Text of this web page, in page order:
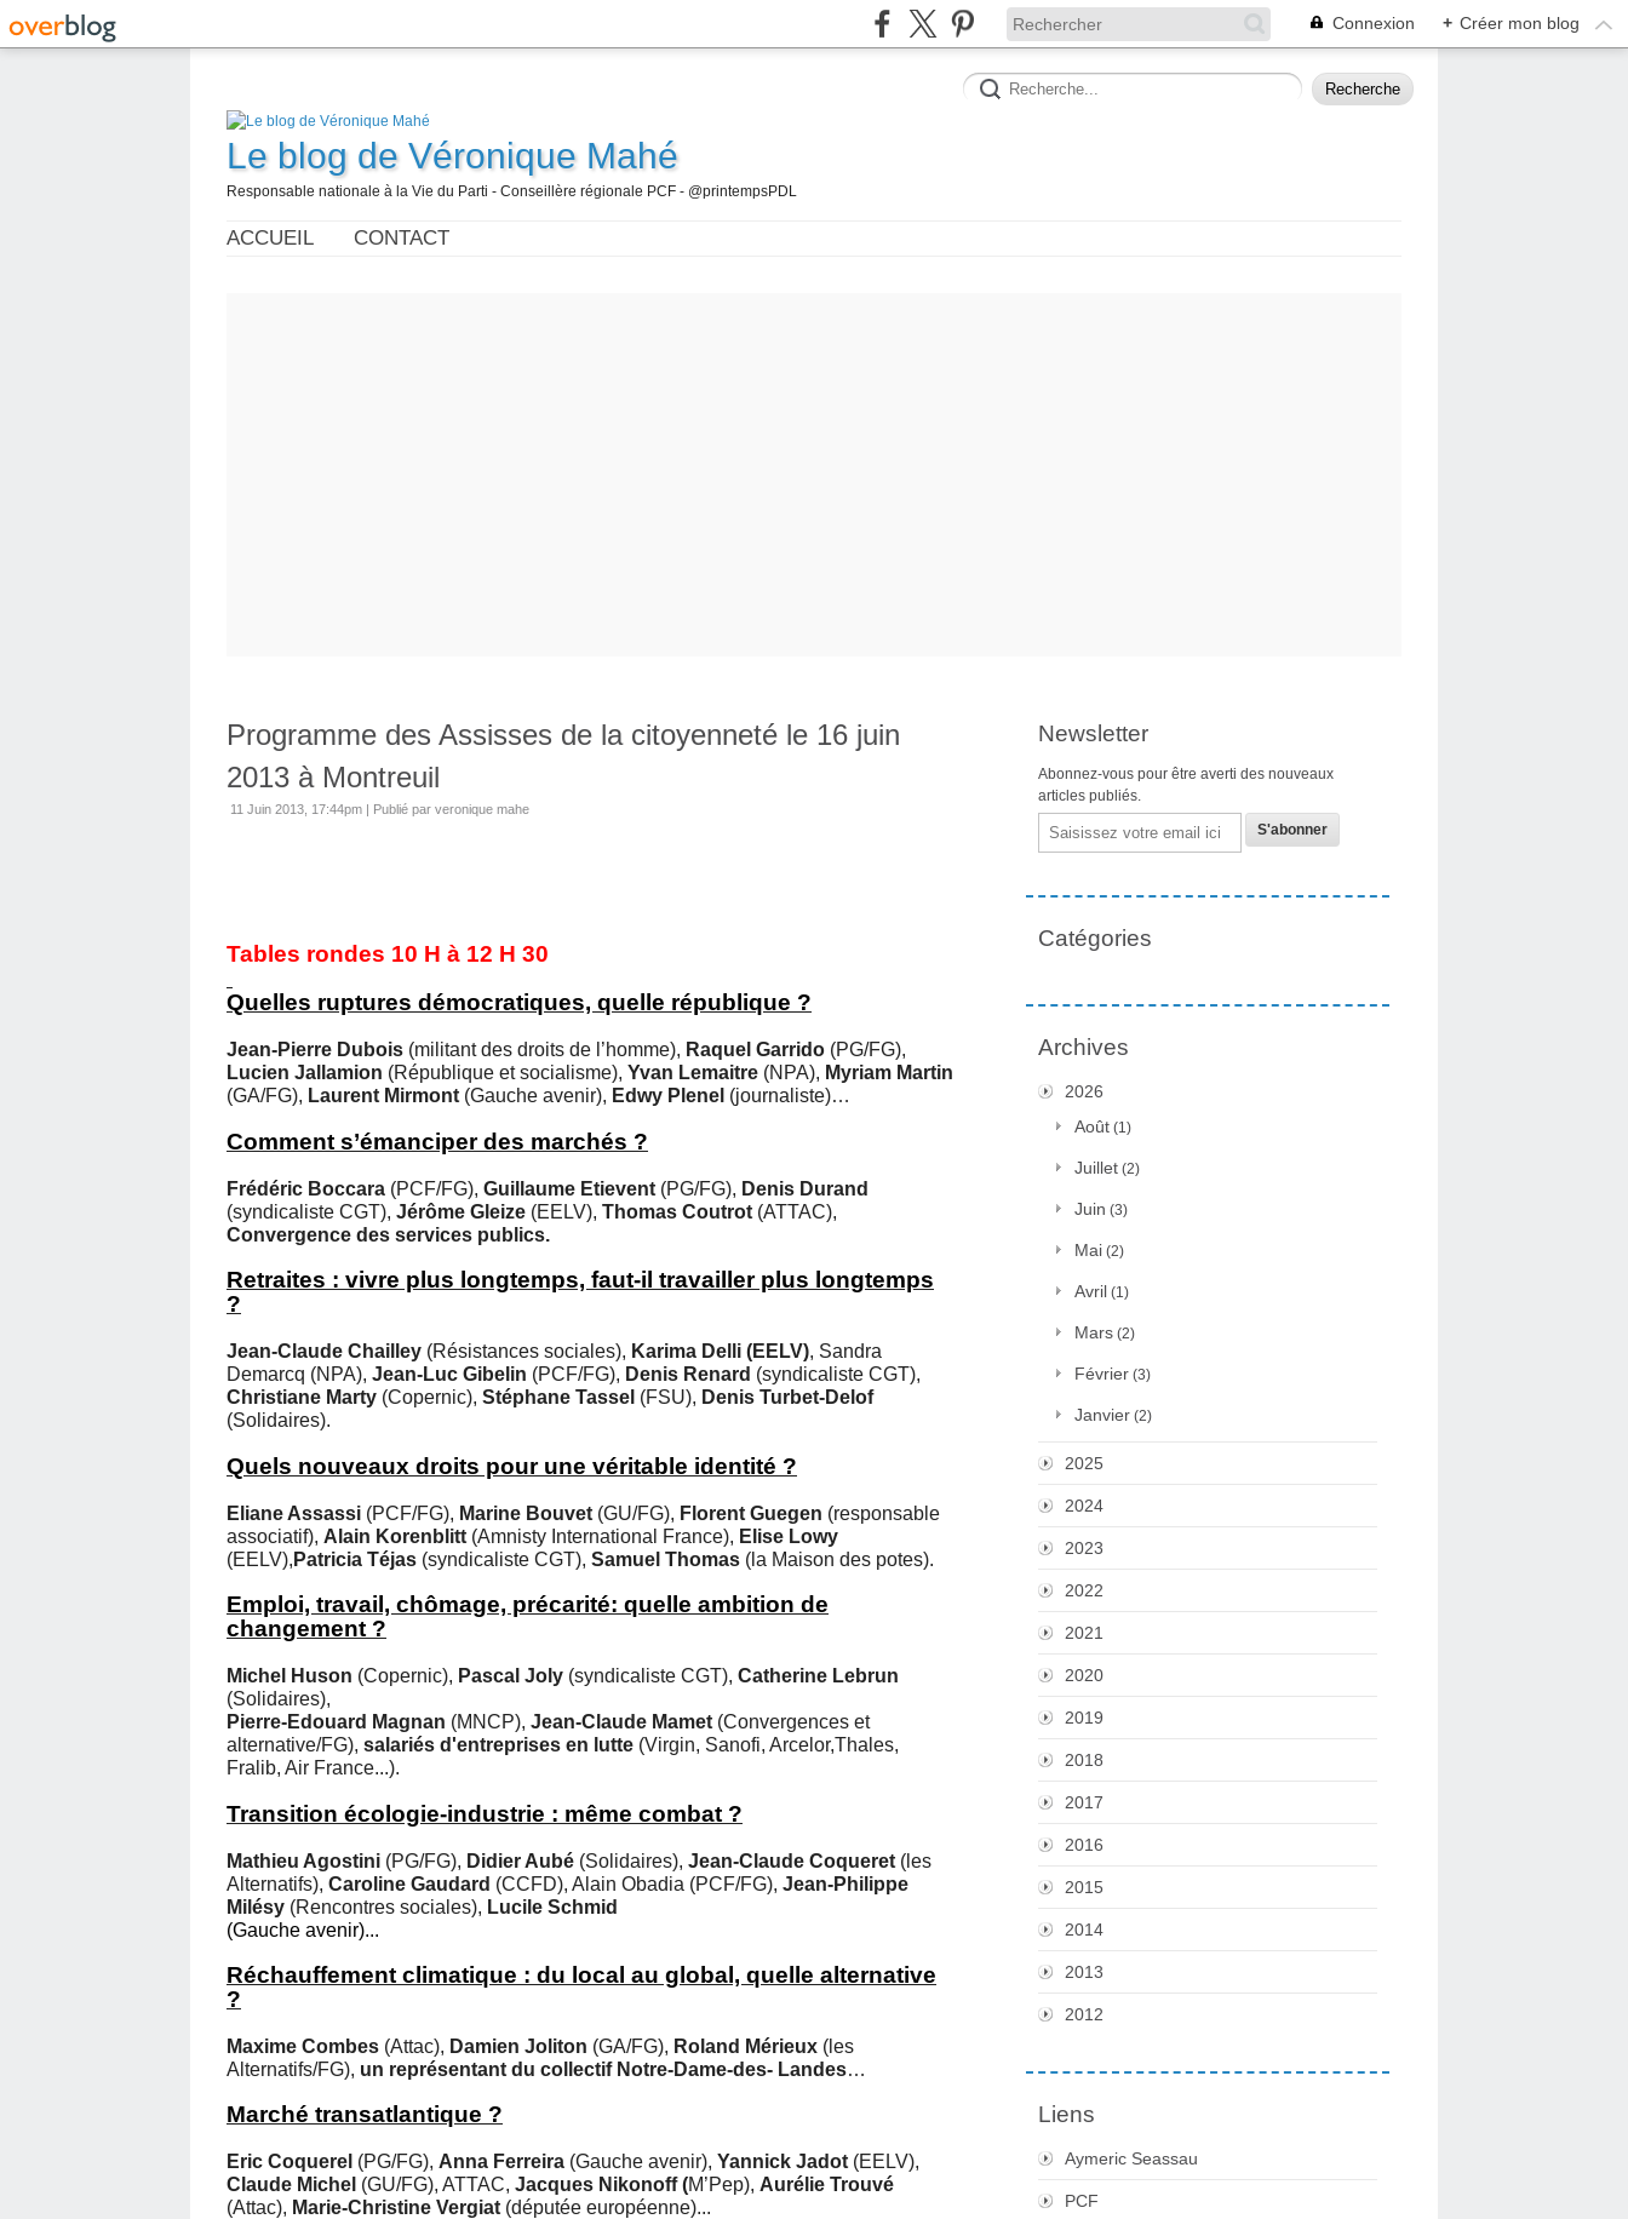
Connexion + Créer mon blog
Le blog de Véronique Mahé
Responsable nationale à la Vie du Parti - Conseillère régionale PCF - @printempsPDL
ACCUEIL CONTACT
Programme des Assisses de la citoyenneté le 16 juin
2013 à Montreuil
11 Juin 2013, 17:44pm | Publié par veronique mahe
Tables rondes 10 H à 12 H 30
Quelles ruptures démocratiques, quelle république ?
Jean-Pierre Dubois (militant des droits de l’homme), Raquel Garrido (PG/FG),
Lucien Jallamion (République et socialisme), Yvan Lemaitre (NPA), Myriam Martin
(GA/FG), Laurent Mirmont (Gauche avenir), Edwy Plenel (journaliste)…
Comment s’émanciper des marchés ?
Frédéric Boccara (PCF/FG), Guillaume Etievent (PG/FG), Denis Durand
(syndicaliste CGT), Jérôme Gleize (EELV), Thomas Coutrot (ATTAC),
Convergence des services publics.
Retraites : vivre plus longtemps, faut-il travailler plus longtemps
?
Jean-Claude Chailley (Résistances sociales), Karima Delli (EELV), Sandra
Demarcq (NPA), Jean-Luc Gibelin (PCF/FG), Denis Renard (syndicaliste CGT),
Christiane Marty (Copernic), Stéphane Tassel (FSU), Denis Turbet-Delof
(Solidaires).
Quels nouveaux droits pour une véritable identité ?
Eliane Assassi (PCF/FG), Marine Bouvet (GU/FG), Florent Guegen (responsable
associatif), Alain Korenblitt (Amnisty International France), Elise Lowy
(EELV), Patricia Téjas (syndicaliste CGT), Samuel Thomas (la Maison des potes).
Emploi, travail, chômage, précarité: quelle ambition de
changement ?
Michel Huson (Copernic), Pascal Joly (syndicaliste CGT), Catherine Lebrun
(Solidaires),
Pierre-Edouard Magnan (MNCP), Jean-Claude Mamet (Convergences et
alternative/FG), salariés d'entreprises en lutte (Virgin, Sanofi, Arcelor,Thales,
Fralib, Air France...).
Transition écologie-industrie : même combat ?
Mathieu Agostini (PG/FG), Didier Aubé (Solidaires), Jean-Claude Coqueret (les
Alternatifs), Caroline Gaudard (CCFD), Alain Obadia (PCF/FG), Jean-Philippe
Milésy (Rencontres sociales), Lucile Schmid
(Gauche avenir)...
Réchauffement climatique : du local au global, quelle alternative
?
Maxime Combes (Attac), Damien Joliton (GA/FG), Roland Mérieux (les
Alternatifs/FG), un représentant du collectif Notre-Dame-des- Landes…
Marché transatlantique ?
Eric Coquerel (PG/FG), Anna Ferreira (Gauche avenir), Yannick Jadot (EELV),
Claude Michel (GU/FG), ATTAC, Jacques Nikonoff (M’Pep), Aurélie Trouvé
(Attac), Marie-Christine Vergiat (députée européenne)...
Newsletter
Abonnez-vous pour être averti des nouveaux
articles publiés.
Email
Catégories
Archives
2026
Août (1)
Juillet (2)
Juin (3)
Mai (2)
Avril (1)
Mars (2)
Février (3)
Janvier (2)
2025
2024
2023
2022
2021
2020
2019
2018
2017
2016
2015
2014
2013
2012
Liens
Aymeric Seassau
PCF